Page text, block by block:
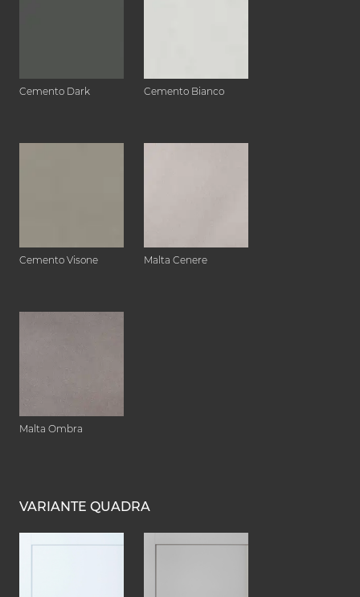
Cemento Dark Cemento Bianco
Cemento Visone Malta Cenere
Malta Ombra
VARIANTE QUADRA